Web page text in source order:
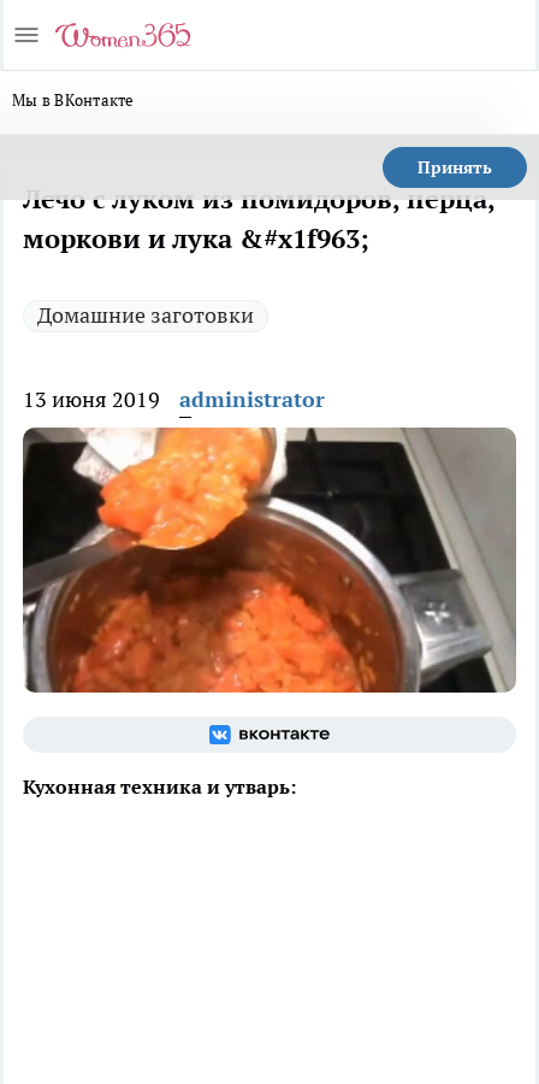
Мы в ВКонтакте
Принять
Лечо с луком из помидоров, перца,
моркови и лука &#x1f963;
Домашние заготовки
13 июня 2019 administrator
Кухонная техника и утварь: